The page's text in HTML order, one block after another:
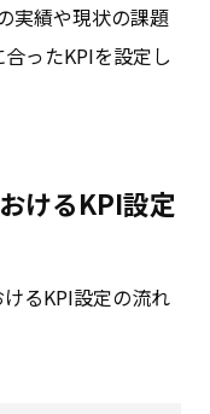
実績や現状の課題
ったKPIを設定し
けるKPI設定
るKPI設定の流れ